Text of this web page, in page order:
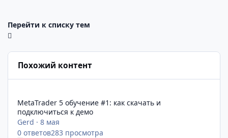
Перейти к списку тем
Похожий контент
MetaTrader 5 обучение #1: как скачать и
подключиться к демо
Gerd ·8 мая
0 ответов283 просмотра